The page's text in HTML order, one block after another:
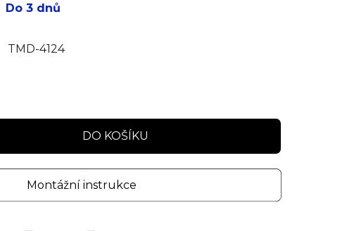
Do 3 dnů
TMD-4124
DO KOŠÍKU
Montážní instrukce